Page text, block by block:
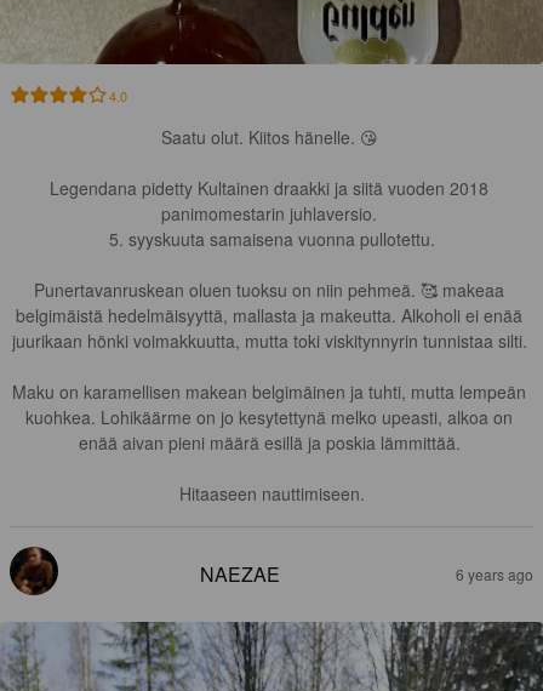
4.0
Saatu olut. Kiitos hänelle. 😘
Legendana pidetty Kultainen draakki ja siitä vuoden 2018
panimomestarin juhlaversio.
5. syyskuuta samaisena vuonna pullotettu.
Punertavanruskean oluen tuoksu on niin pehmeä. 🥰 makeaa
belgimäistä hedelmäisyyttä, mallasta ja makeutta. Alkoholi ei enää
juurikaan hönki voimakkuutta, mutta toki viskitynnyrin tunnistaa silti.
Maku on karamellisen makean belgimäinen ja tuhti, mutta lempeän
kuohkea. Lohikäärme on jo kesytettynä melko upeasti, alkoa on
enää aivan pieni määrä esillä ja poskia lämmittää.
Hitaaseen nauttimiseen.
NAEZAE 6 years ago